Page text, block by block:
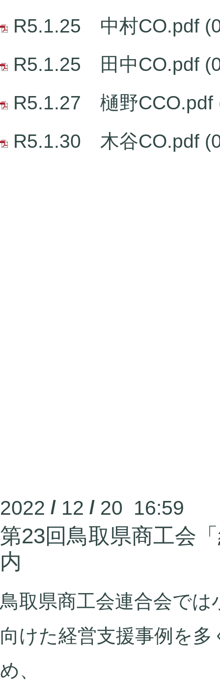
R5.1.25 中村CO.pdf
R5.1.25 田中CO.pdf
R5.1.27 樋野CCO.pdf
R5.1.30 木谷CO.pdf
2022 / 12 / 20 16:59
第23回鳥取県商工会
内
鳥取県商工会連合会で
向けた経営支援事例を
め、